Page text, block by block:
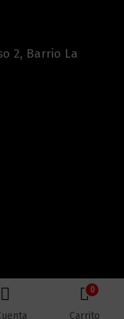
2, Barrio La
0
Carrito